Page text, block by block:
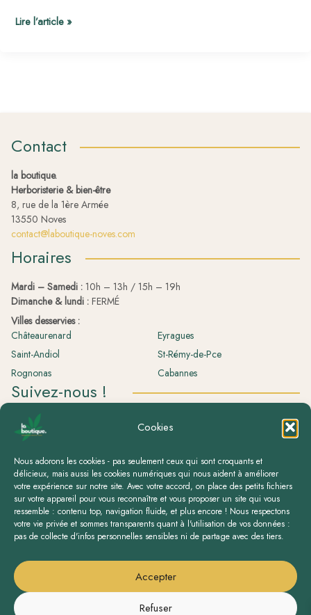
Cookies
Nous adorons les cookies - pas seulement ceux qui sont croquants et
délicieux, mais aussi les cookies numériques qui nous aident à améliorer
votre expérience sur notre site. Avec votre accord, on place des petits fichiers
sur votre appareil pour vous reconnaître et vous proposer un site qui vous
ressemble : contenu top, navigation fluide, et plus encore ! Nous respectons
votre vie privée et sommes transparents quant à l'utilisation de vos données :
pas de collecte d'infos personnelles sensibles ni de partage avec des tiers.
Accepter
Refuser
Lire l’article »
Contact
la boutique.
Herboristerie & bien-être
8, rue de la 1ère Armée
13550 Noves
contact@laboutique-noves.com
Horaires
Mardi – Samedi : 10h – 13h / 15h – 19h
Dimanche & lundi : FERMÉ
Villes desservies :
Châteaurenard
Eyragues
Saint-Andiol
St-Rémy-de-Pce
Rognonas
Cabannes
Suivez-nous !